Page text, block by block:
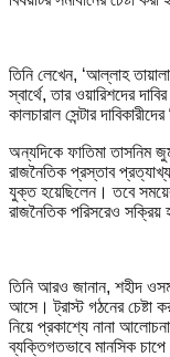
তিনি লেখেন, ‘আল্লাহ
স্বার্থে, তার ওয়ারিশদের
কালচারাল সেন্টার
অন্যদিকে ফাতিমা তাসনিম
রাজনৈতিক প্রস্তাব
যুক্ত হয়েছিলেন। তবে সময়ের
রাজনৈতিক পরিসরেও
তিনি আরও জানান, শহীদ
আসে। ট্রাস্ট গঠনের চেষ্টা
নিয়ে প্রকাশ্যে নানা
ব্যক্তিগতভাবে মানসিক